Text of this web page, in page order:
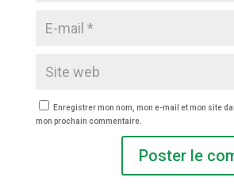
Enregistrer mon nom, mon e-mail et mon site
mon prochain commentaire.